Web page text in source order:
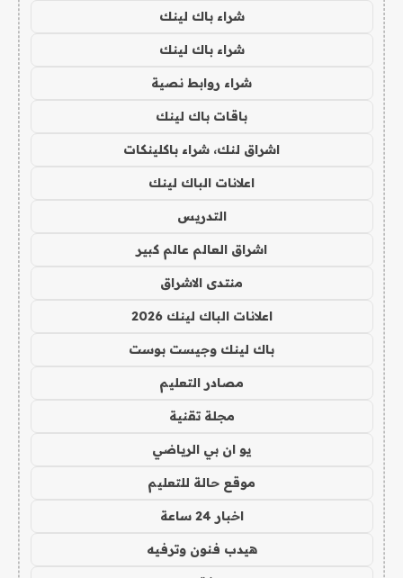
شراء باك لينك
شراء باك لينك
شراء روابط نصية
باقات باك لينك
اشراق لنك، شراء باكلينكات
اعلانات الباك لينك
التدريس
اشراق العالم عالم كبير
منتدى الاشراق
اعلانات الباك لينك 2026
باك لينك وجيست بوست
مصادر التعليم
مجلة تقنية
يو ان بي الرياضي
موقع حالة للتعليم
اخبار 24 ساعة
هيدب فنون وترفيه